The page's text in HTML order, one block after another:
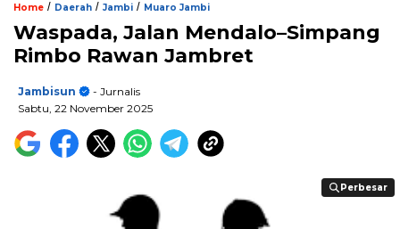
Home / Daerah / Jambi / Muaro Jambi
Waspada, Jalan Mendalo–Simpang
Rimbo Rawan Jambret
Jambisun
- Jurnalis
Sabtu, 22 November 2025
Perbesar
Perbesar